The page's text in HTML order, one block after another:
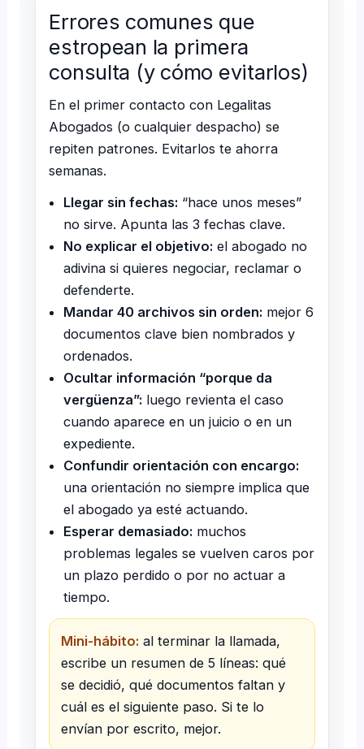
Errores comunes que
estropean la primera
consulta (y cómo evitarlos)
En el primer contacto con Legalitas
Abogados (o cualquier despacho) se
repiten patrones. Evitarlos te ahorra
semanas.
Llegar sin fechas: “hace unos meses”
no sirve. Apunta las 3 fechas clave.
No explicar el objetivo: el abogado no
adivina si quieres negociar, reclamar o
defenderte.
Mandar 40 archivos sin orden: mejor 6
documentos clave bien nombrados y
ordenados.
Ocultar información “porque da
vergüenza”: luego revienta el caso
cuando aparece en un juicio o en un
expediente.
Confundir orientación con encargo:
una orientación no siempre implica que
el abogado ya esté actuando.
Esperar demasiado: muchos
problemas legales se vuelven caros por
un plazo perdido o por no actuar a
tiempo.
Mini-hábito: al terminar la llamada,
escribe un resumen de 5 líneas: qué
se decidió, qué documentos faltan y
cuál es el siguiente paso. Si te lo
envían por escrito, mejor.